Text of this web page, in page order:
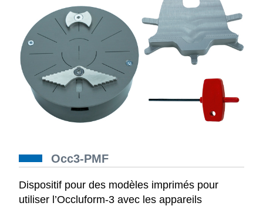
Occ3-PMF
Dispositif pour des modèles imprimés pour
utiliser l’Occluform-3 avec les appareils